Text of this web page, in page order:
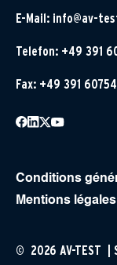
E-Mail: info@av-
Telefon: +49 391
Fax: +49 391
Conditions
Mentions légales
© 2026 AV-TEST |